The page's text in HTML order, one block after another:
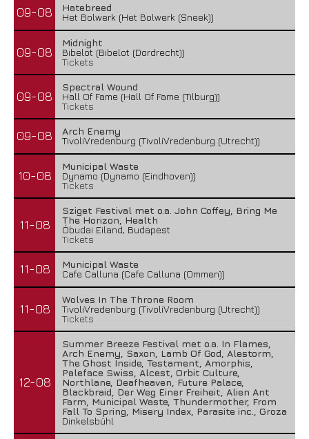
09-08
Hatebreed
Het Bolwerk (Het Bolwerk (Sneek))
09-08
Midnight
Bibelot (Bibelot (Dordrecht))
Tickets
09-08
Spectral Wound
Hall Of Fame (Hall Of Fame (Tilburg))
Tickets
09-08
Arch Enemy
TivoliVredenburg (TivoliVredenburg (Utrecht))
10-08
Municipal Waste
Dynamo (Dynamo (Eindhoven))
Tickets
11-08
Sziget Festival met o.a. John Coffey, Bring Me
The Horizon, Health
Óbudai Eiland, Budapest
Tickets
11-08
Municipal Waste
Cafe Calluna (Cafe Calluna (Ommen))
11-08
Wolves In The Throne Room
TivoliVredenburg (TivoliVredenburg (Utrecht))
Tickets
12-08
Summer Breeze Festival met o.a. In Flames,
Arch Enemy, Saxon, Lamb Of God, Alestorm,
The Ghost Inside, Testament, Amorphis,
Paleface Swiss, Alcest, Orbit Culture,
Northlane, Deafheaven, Future Palace,
Blackbraid, Der Weg Einer Freiheit, Alien Ant
Farm, Municipal Waste, Thundermother, From
Fall To Spring, Misery Index, Parasite inc., Groza
Dinkelsbühl